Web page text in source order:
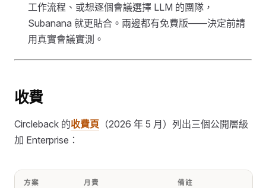
工作流程、或想逐個會議選擇 LLM 的團隊，
Subanana 就更貼合。兩邊都有免費版——決定前請
用真實會議實測。
收費
Circleback 的收費頁 （2026 年 5 月）列出三個公開層級
加 Enterprise：
方案 月費 備註